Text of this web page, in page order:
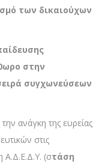
των δικαιούχων
στην
συγχωνεύσεων
την ανάγκη της ευρείας
στις
Α.Δ.Ε.Δ.Υ. (στάση